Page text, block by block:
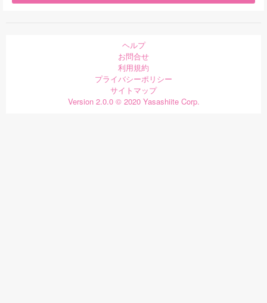
ヘルプ
お問合せ
利用規約
プライバシーポリシー
サイトマップ
Version 2.0.0 © 2020 Yasashiite Corp.